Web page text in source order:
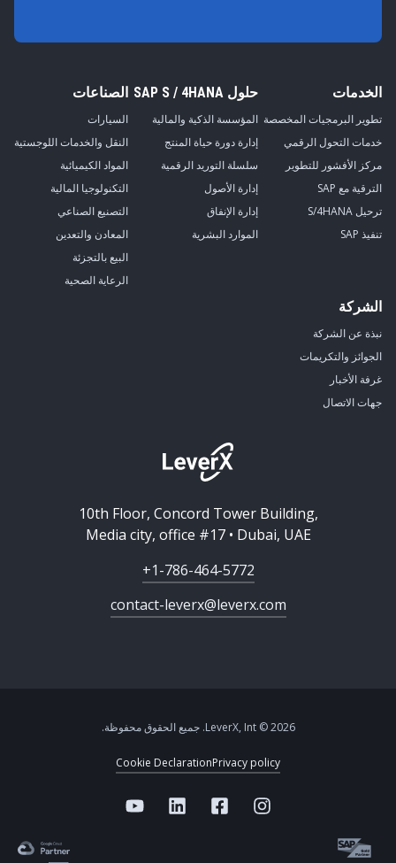
الخدمات
تطوير البرمجيات المخصصة
خدمات التحول الرقمي
مركز الأفشور للتطوير
الترقية مع SAP
ترحيل S/4HANA
تنفيذ SAP
حلول SAP S / 4HANA
المؤسسة الذكية والمالية
إدارة دورة حياة المنتج
سلسلة التوريد الرقمية
إدارة الأصول
إدارة الإنفاق
الموارد البشرية
الصناعات
السيارات
النقل والخدمات اللوجستية
المواد الكيميائية
التكنولوجيا المالية
التصنيع الصناعي
المعادن والتعدين
البيع بالتجزئة
الرعاية الصحية
الشركة
نبذة عن الشركة
الجوائز والتكريمات
غرفة الأخبار
جهات الاتصال
10th Floor, Concord Tower Building,
Media city, office #17 • Dubai, UAE
+1-786-464-5772
contact-leverx@leverx.com
2026 © LeverX, Int. جميع الحقوق محفوظة.
Privacy policy
Cookie Declaration